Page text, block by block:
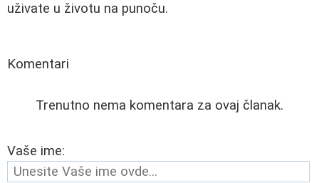
uživate u životu na punoču.
Komentari
Trenutno nema komentara za ovaj članak.
Vaše ime: